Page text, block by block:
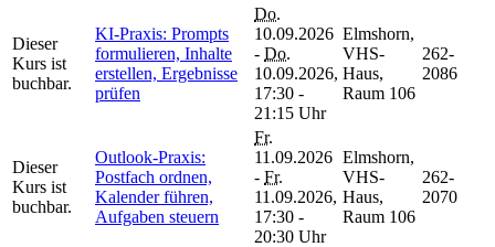
Dieser
Kurs ist
buchbar.
KI-Praxis: Prompts
formulieren, Inhalte
erstellen, Ergebnisse
prüfen
Do.
10.09.2026
- Do.
10.09.2026,
17:30 -
21:15 Uhr
Elmshorn,
VHS-
Haus,
Raum 106
262-
2086
Dieser
Kurs ist
buchbar.
Outlook-Praxis:
Postfach ordnen,
Kalender führen,
Aufgaben steuern
Fr.
11.09.2026
- Fr.
11.09.2026,
17:30 -
20:30 Uhr
Elmshorn,
VHS-
Haus,
Raum 106
262-
2070